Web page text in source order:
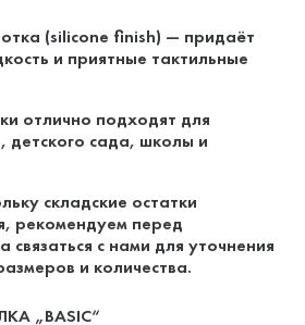
(silicone finish) — придаёт
и приятные тактильные
отлично подходят для
детского сада, школы и
складские остатки
рекомендуем перед
с нами для уточнения
и количества.
„BASIC“